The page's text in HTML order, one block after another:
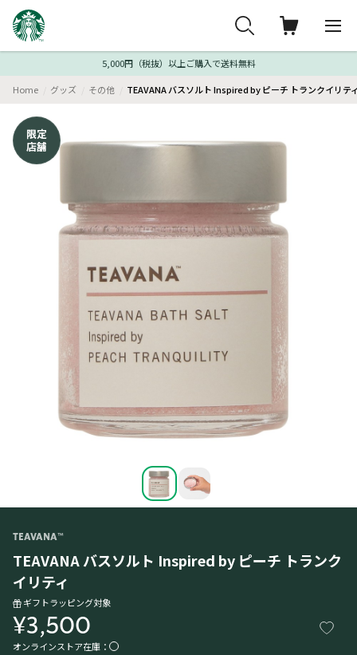
5,000円（税抜）以上ご購入で送料無料
Home グッズ その他 TEAVANA バスソルト Inspired by ピーチ トランクイリテ
限定
店舗
TEAVANA™
TEAVANA バスソルト Inspired by ピーチ トランク
イリティ
ギフトラッピング対象
¥3,500
オンラインストア在庫：